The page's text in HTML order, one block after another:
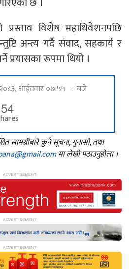
प्रस्ताव विशेष महाधिवेशनपछि
अन्त्य गर्दै संवाद, सहकार्य र
प्रयासका रूपमा थियो ।
२०८३, आईतवार ०७:५५ : बजे
54
सामग्रीबारे कुनै सूचना, गुनासो, तथा
मा लेखी पठाउनुहोला ।